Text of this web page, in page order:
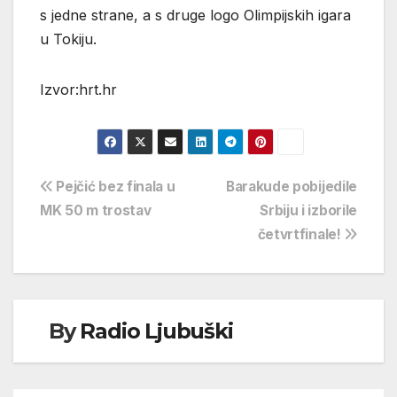
s jedne strane, a s druge logo Olimpijskih igara
u Tokiju.
Izvor:hrt.hr
Navigacija
Barakude pobijedile
Srbiju i izborile
četvrtfinale!
Pejčić bez finala u
MK 50 m trostav
ByRadio Ljubuški